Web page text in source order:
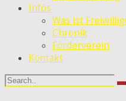
Infos
Was ist
Chronik
Förderverein
Kontakt